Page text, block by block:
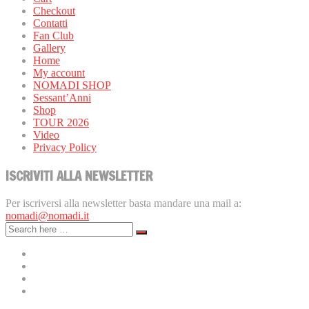
Checkout
Contatti
Fan Club
Gallery
Home
My account
NOMADI SHOP
Sessant’Anni
Shop
TOUR 2026
Video
Privacy Policy
ISCRIVITI ALLA NEWSLETTER
Per iscriversi alla newsletter basta mandare una mail a:
nomadi@nomadi.it